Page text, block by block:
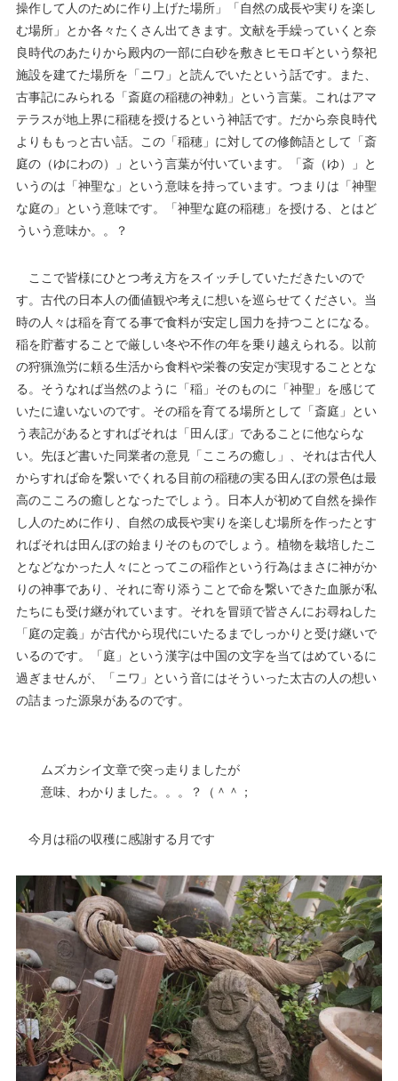
操作して人のために作り上げた場所」「自然の成長や実りを楽し
む場所」とか各々たくさん出てきます。文献を手繰っていくと奈
良時代のあたりから殿内の一部に白砂を敷きヒモロギという祭祀
施設を建てた場所を「ニワ」と読んでいたという話です。また、
古事記にみられる「斎庭の稲穂の神勅」という言葉。これはアマ
テラスが地上界に稲穂を授けるという神話です。だから奈良時代
よりももっと古い話。この「稲穂」に対しての修飾語として「斎
庭の（ゆにわの）」という言葉が付いています。「斎（ゆ）」と
いうのは「神聖な」という意味を持っています。つまりは「神聖
な庭の」という意味です。「神聖な庭の稲穂」を授ける、とはど
ういう意味か。。？
ここで皆様にひとつ考え方をスイッチしていただきたいので
す。古代の日本人の価値観や考えに想いを巡らせてください。当
時の人々は稲を育てる事で食料が安定し国力を持つことになる。
稲を貯蓄することで厳しい冬や不作の年を乗り越えられる。以前
の狩猟漁労に頼る生活から食料や栄養の安定が実現することとな
る。そうなれば当然のように「稲」そのものに「神聖」を感じて
いたに違いないのです。その稲を育てる場所として「斎庭」とい
う表記があるとすればそれは「田んぼ」であることに他ならな
い。先ほど書いた同業者の意見「こころの癒し」、それは古代人
からすれば命を繋いでくれる目前の稲穂の実る田んぼの景色は最
高のこころの癒しとなったでしょう。日本人が初めて自然を操作
し人のために作り、自然の成長や実りを楽しむ場所を作ったとす
ればそれは田んぼの始まりそのものでしょう。植物を栽培したこ
となどなかった人々にとってこの稲作という行為はまさに神がか
りの神事であり、それに寄り添うことで命を繋いできた血脈が私
たちにも受け継がれています。それを冒頭で皆さんにお尋ねした
「庭の定義」が古代から現代にいたるまでしっかりと受け継いで
いるのです。「庭」という漢字は中国の文字を当てはめているに
過ぎませんが、「ニワ」という音にはそういった太古の人の想い
の詰まった源泉があるのです。
ムズカシイ文章で突っ走りましたが
意味、わかりました。。。？（＾＾；
今月は稲の収穫に感謝する月です